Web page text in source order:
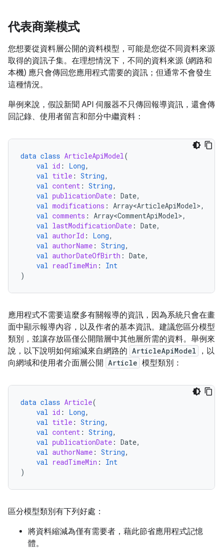
代表商業模式
您想要從資料層公開的資料模型，可能是您從不同資料來源
取得的資訊子集。在理想情況下，不同的資料來源 (網路和
本機) 應只會傳回您應用程式需要的資訊；但通常不會發生
這種情況。
舉例來說，假設新聞 API 伺服器不只傳回報導資訊，還會傳
回記錄、使用者留言和部分中繼資料：
data class ArticleApiModel(
val id : Long,
val title : String,
val content : String,
val publicationDate : Date,
val modifications : Array<ArticleApiModel>,
val comments : Array<CommentApiModel>,
val lastModificationDate : Date,
val authorId : Long,
val authorName : String,
val authorDateOfBirth : Date,
val readTimeMin :
Int
)
應用程式不需要這麼多有關報導的資訊，因為系統只會在畫
面中顯示報導內容，以及作者的基本資訊。建議您區分模型
類別，並讓存放區僅公開階層中其他層所需的資料。舉例來
說，以下說明如何縮減來自網路的 ArticleApiModel
，以
向網域和使用者介面層公開 Article 模型類別：
data class Article(
val id : Long,
val title : String,
val content : String,
val publicationDate : Date,
val authorName : String,
val readTimeMin :
Int
)
區分模型類別有下列好處：
將資料縮減為僅有需要者，藉此節省應用程式記憶
體。